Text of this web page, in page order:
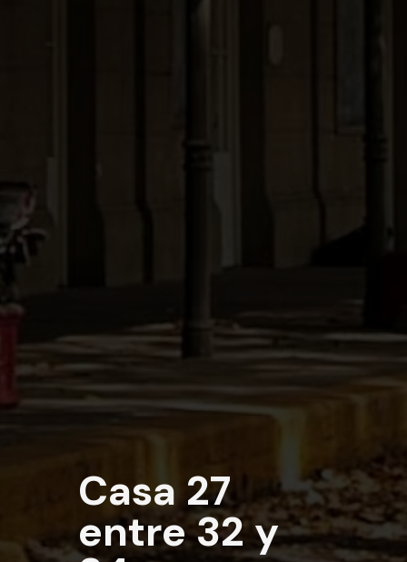
Casa 27
entre 32 y